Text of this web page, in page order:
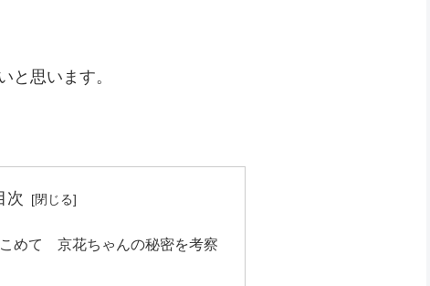
と思います。
次
めて 京花ちゃんの秘密を考察